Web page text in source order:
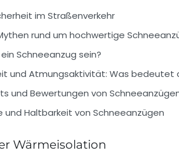
im Straßenverkehr
rund um hochwertige
Schneeanzug sein?
und Atmungsaktivität: Was bedeutet
und Bewertungen von
Haltbarkeit von Schneeanzügen
Wärmeisolation